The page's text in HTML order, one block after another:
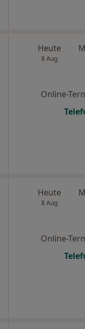
Heute
8 Aug
Online-
Heute
8 Aug
Online-